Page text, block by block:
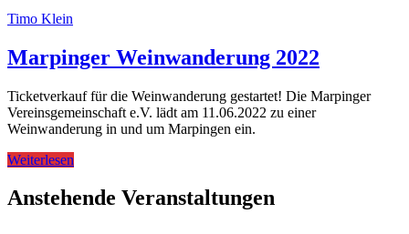
Timo Klein
Marpinger Weinwanderung 2022
Ticketverkauf für die Weinwanderung gestartet! Die Marpinger
Vereinsgemeinschaft e.V. lädt am 11.06.2022 zu einer
Weinwanderung in und um Marpingen ein.
Weiterlesen
Anstehende Veranstaltungen